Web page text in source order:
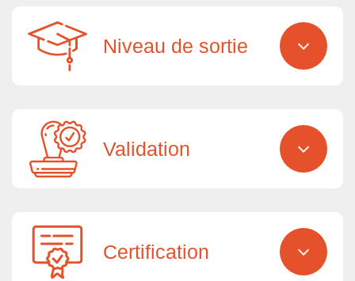
Niveau de sortie
Validation
Certification